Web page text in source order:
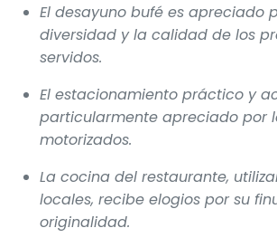
El desayuno bufé es apreciado
diversidad y la calidad de los
servidos.
El estacionamiento práctico y
particularmente apreciado por
motorizados.
La cocina del restaurante,
locales, recibe elogios por su
originalidad.